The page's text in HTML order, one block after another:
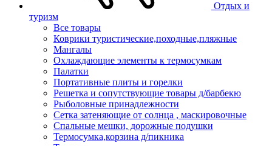
Отдых и
туризм
Все товары
Коврики туристические,походные,пляжные
Мангалы
Охлаждающие элементы к термосумкам
Палатки
Портативные плиты и горелки
Решетка и сопутствующие товары д/барбекю
Рыболовные принадлежности
Сетка затеняющие от солнца , маскировочные
Спальные мешки, дорожные подушки
Термосумка,корзина д/пикника